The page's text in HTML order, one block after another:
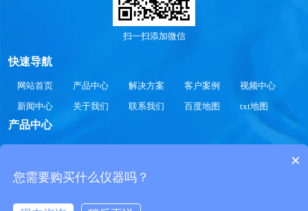
扫一扫添加微信
快速导航
网站首页 产品中心 解决方案 客户案例
视频中心
新闻中心
关于我们 联系我们 百度地图 txt地图
产品中心
智慧光伏
智慧环境
家参数SDFTWLW.COM All Rights Reserved.
×
您需要购买什么仪器吗？